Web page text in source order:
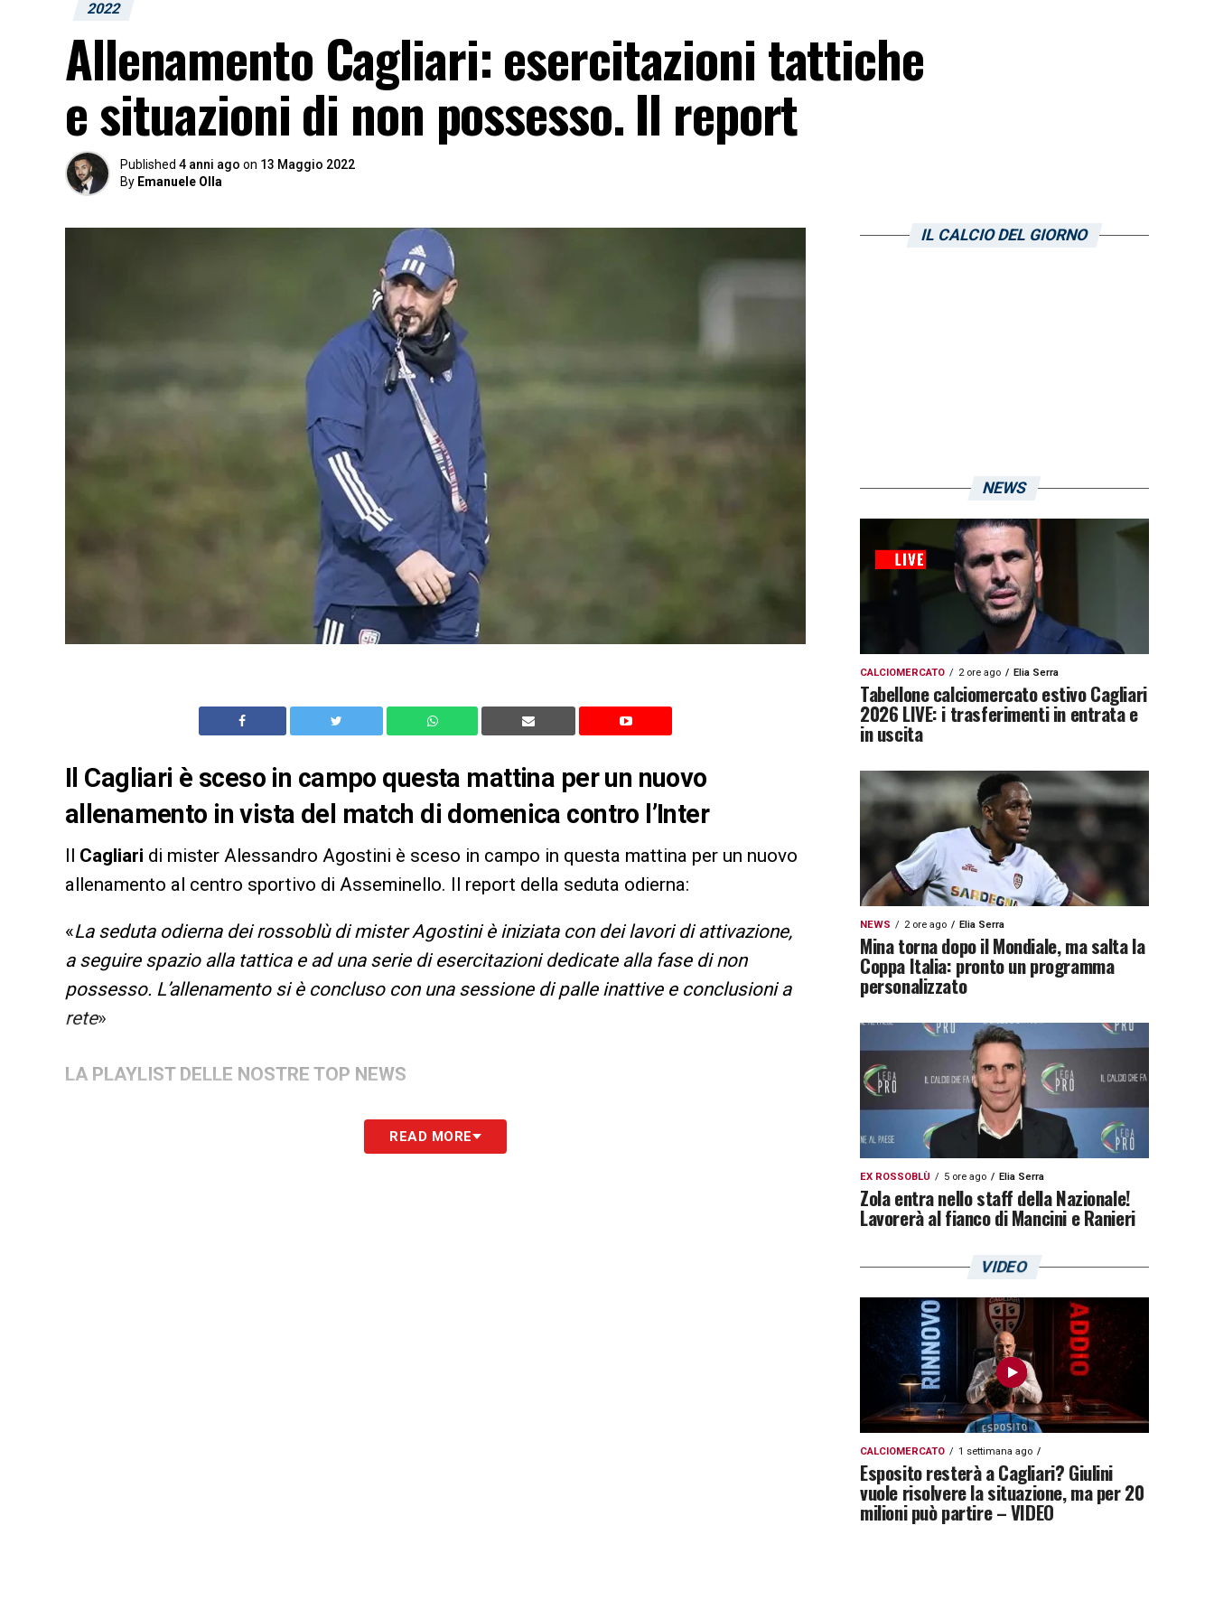
2022
Allenamento Cagliari: esercitazioni tattiche
e situazioni di non possesso. Il report
Published 4 anni ago on 13 Maggio 2022
By Emanuele Olla
Il Cagliari è sceso in campo questa mattina per un nuovo
allenamento in vista del match di domenica contro l’Inter
Il Cagliari di mister Alessandro Agostini è sceso in campo in questa mattina per un nuovo
allenamento al centro sportivo di Asseminello. Il report della seduta odierna:
«La seduta odierna dei rossoblù di mister Agostini è iniziata con dei lavori di attivazione,
a seguire spazio alla tattica e ad una serie di esercitazioni dedicate alla fase di non
possesso. L’allenamento si è concluso con una sessione di palle inattive e conclusioni a
rete»
LA PLAYLIST DELLE NOSTRE TOP NEWS
READ MORE
IL CALCIO DEL GIORNO
NEWS
CALCIOMERCATO 2 ore ago Elia Serra
Tabellone calciomercato estivo Cagliari
2026 LIVE: i trasferimenti in entrata e
in uscita
NEWS 2 ore ago Elia Serra
Mina torna dopo il Mondiale, ma salta la
Coppa Italia: pronto un programma
personalizzato
EX ROSSOBLÙ 5 ore ago Elia Serra
Zola entra nello staff della Nazionale!
Lavorerà al fianco di Mancini e Ranieri
VIDEO
CALCIOMERCATO 1 settimana ago
Esposito resterà a Cagliari? Giulini
vuole risolvere la situazione, ma per 20
milioni può partire – VIDEO